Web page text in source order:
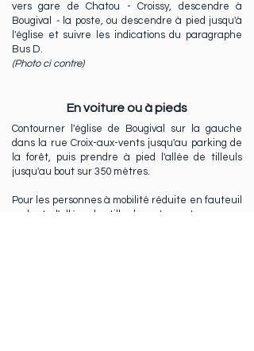
vers gare de Chatou - Croissy, descendre à
Bougival
- la poste, ou descendre à pied jusqu'à
l'église et suivre les indications du paragraphe
Bus D.
(Photo ci contre)
En voiture ou à pieds
Contourner l'église de Bougival sur la gauche
dans la rue Croix-aux-vents jusqu'au parking de
la forêt, puis prendre à pied l'allée de tilleuls
jusqu'au bout sur 350 mètres.
Pour les personnes à mobilité réduite en fauteuil
roulant, l'allée de tilleuls est en terre, peu